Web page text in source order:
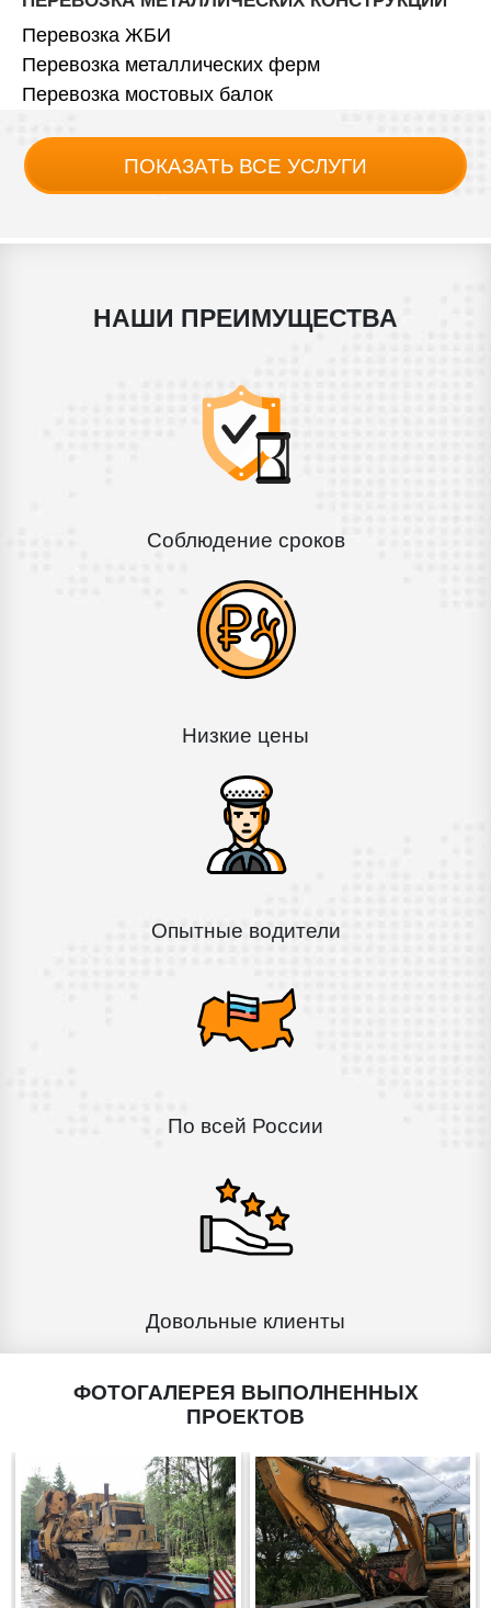
Перевозка ЖБИ
Перевозка металлических ферм
Перевозка мостовых балок
ПОКАЗАТЬ ВСЕ УСЛУГИ
НАШИ ПРЕИМУЩЕСТВА
Соблюдение сроков
Низкие цены
Опытные водители
По всей России
Довольные клиенты
ФОТОГАЛЕРЕЯ ВЫПОЛНЕННЫХ
ПРОЕКТОВ